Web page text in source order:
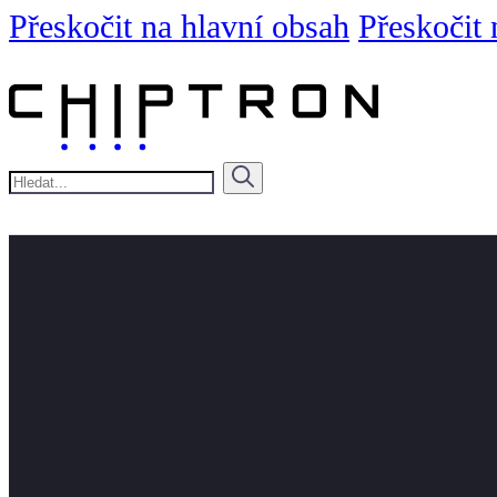
Přeskočit na hlavní obsah Přeskočit
Hledat